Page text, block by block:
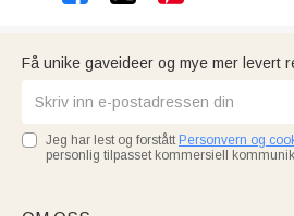
Få unike gaveideer og mye mer levert
Jeg har lest og forstått Personvern og
personlig tilpasset kommersiell